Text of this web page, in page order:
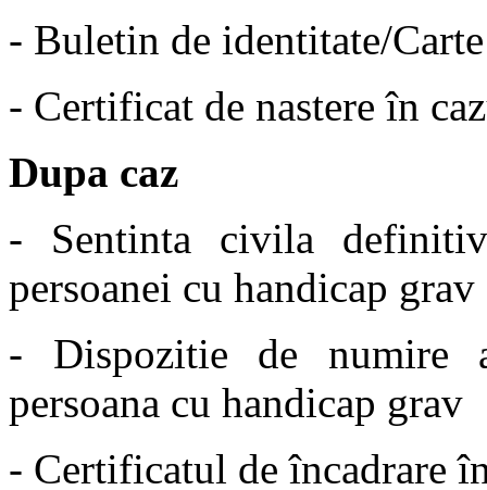
- Buletin de identitate/
- Certificat de nastere în
Dupa caz
- Sentinta civila
persoanei cu handicap
- Dispozitie de numire
persoana cu handicap grav
- Certificatul de încadrare